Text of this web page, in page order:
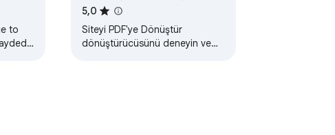
to
Dönüştürme
5,0
Siteyi PDF'ye Dönüştür
dönüştürücüsünü deneyin ve